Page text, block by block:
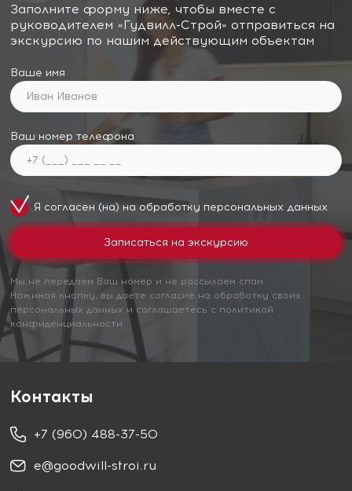
Заполните форму ниже, чтобы вместе с
руководителем «Гудвилл-Строй» отправиться на
экскурсию по нашим действующим объектам
Ваше имя
Ваш номер телефона
Я согласен (на) на обработку персональных данных
Мы не передаем Ваш номер и не рассылаем спам.
Нажимая кнопку, вы даете согласие на обработку своих
персональных данных и соглашаетесь с политикой
конфиденциальности
Контакты
+7 (960) 488-37-50
e@goodwill-stroi.ru